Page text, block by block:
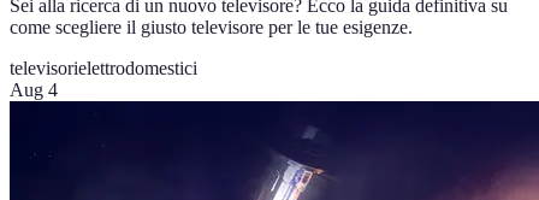
Sei alla ricerca di un nuovo televisore? Ecco la guida definitiva su
come scegliere il giusto televisore per le tue esigenze.
televisorielettrodomestici
Aug 4